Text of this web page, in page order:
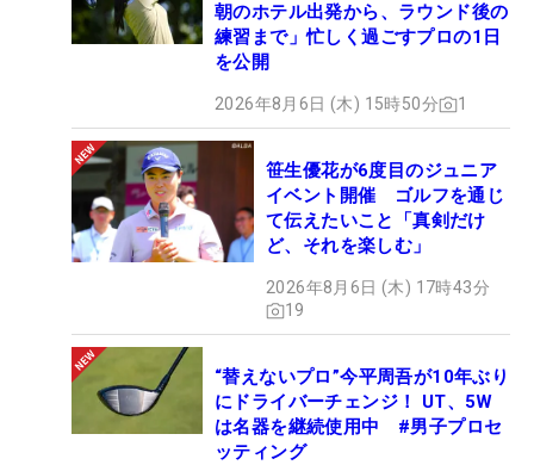
朝のホテル出発から、ラウンド後の
練習まで」忙しく過ごすプロの1日
を公開
2026年8月6日 (木) 15時50分 1
笹生優花が6度目のジュニア
イベント開催 ゴルフを通じ
て伝えたいこと「真剣だけ
ど、それを楽しむ」
2026年8月6日 (木) 17時43分
19
“替えないプロ”今平周吾が10年ぶり
にドライバーチェンジ！ UT、5W
は名器を継続使用中 #男子プロセ
ッティング